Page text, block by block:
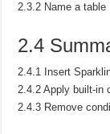
2.3.2 Name a table
2.4
2.4.1 Insert
2.4.2 Apply built-in
2.4.3 Remove